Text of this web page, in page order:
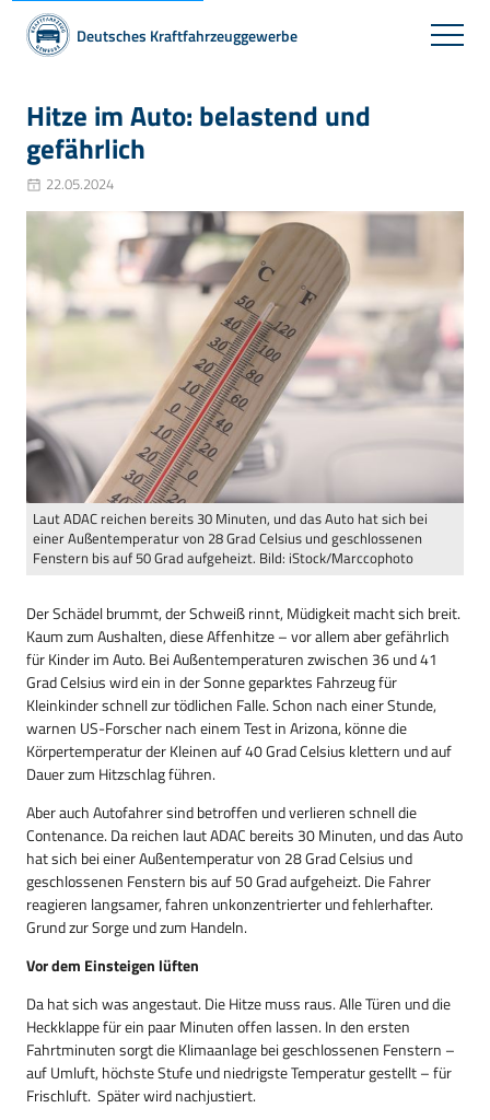
Deutsches Kraftfahrzeuggewerbe
Hitze im Auto: belastend und
gefährlich
22.05.2024
Laut ADAC reichen bereits 30 Minuten, und das Auto hat sich bei
einer Außentemperatur von 28 Grad Celsius und geschlossenen
Fenstern bis auf 50 Grad aufgeheizt. Bild: iStock/Marccophoto
Der Schädel brummt, der Schweiß rinnt, Müdigkeit macht sich breit.
Kaum zum Aushalten, diese Affenhitze – vor allem aber gefährlich
für Kinder im Auto. Bei Außentemperaturen zwischen 36 und 41
Grad Celsius wird ein in der Sonne geparktes Fahrzeug für
Kleinkinder schnell zur tödlichen Falle. Schon nach einer Stunde,
warnen US-Forscher nach einem Test in Arizona, könne die
Körpertemperatur der Kleinen auf 40 Grad Celsius klettern und auf
Dauer zum Hitzschlag führen.
Aber auch Autofahrer sind betroffen und verlieren schnell die
Contenance. Da reichen laut ADAC bereits 30 Minuten, und das Auto
hat sich bei einer Außentemperatur von 28 Grad Celsius und
geschlossenen Fenstern bis auf 50 Grad aufgeheizt. Die Fahrer
reagieren langsamer, fahren unkonzentrierter und fehlerhafter.
Grund zur Sorge und zum Handeln.
Vor dem Einsteigen lüften
Da hat sich was angestaut. Die Hitze muss raus. Alle Türen und die
Heckklappe für ein paar Minuten offen lassen. In den ersten
Fahrtminuten sorgt die Klimaanlage bei geschlossenen Fenstern –
auf Umluft, höchste Stufe und niedrigste Temperatur gestellt – für
Frischluft. Später wird nachjustiert.